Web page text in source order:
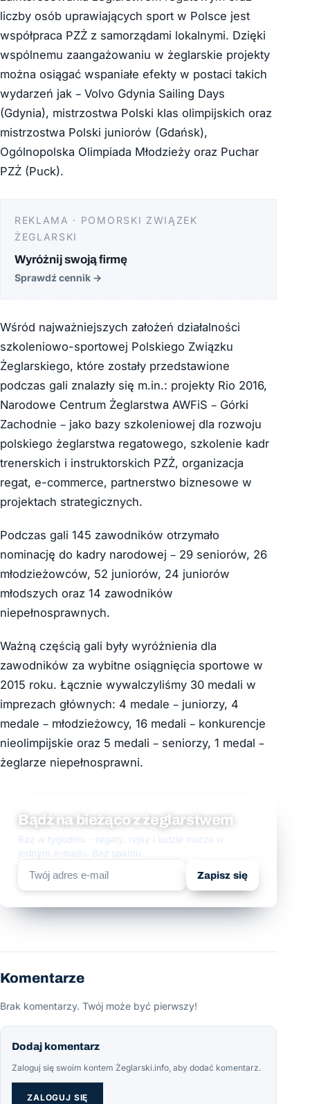
liczby osób uprawiających sport w Polsce jest
współpraca PZŻ z samorządami lokalnymi. Dzięki
wspólnemu zaangażowaniu w żeglarskie projekty
można osiągać wspaniałe efekty w postaci takich
wydarzeń jak – Volvo Gdynia Sailing Days
(Gdynia), mistrzostwa Polski klas olimpijskich oraz
mistrzostwa Polski juniorów (Gdańsk),
Ogólnopolska Olimpiada Młodzieży oraz Puchar
PZŻ (Puck).
REKLAMA · POMORSKI ZWIĄZEK
ŻEGLARSKI
Wyróżnij swoją firmę
Sprawdź cennik →
Wśród najważniejszych założeń działalności
szkoleniowo-sportowej Polskiego Związku
Żeglarskiego, które zostały przedstawione
podczas gali znalazły się m.in.: projekty Rio 2016,
Narodowe Centrum Żeglarstwa AWFiS – Górki
Zachodnie – jako bazy szkoleniowej dla rozwoju
polskiego żeglarstwa regatowego, szkolenie kadr
trenerskich i instruktorskich PZŻ, organizacja
regat, e-commerce, partnerstwo biznesowe w
projektach strategicznych.
Podczas gali 145 zawodników otrzymało
nominację do kadry narodowej – 29 seniorów, 26
młodzieżowców, 52 juniorów, 24 juniorów
młodszych oraz 14 zawodników
niepełnosprawnych.
Ważną częścią gali były wyróżnienia dla
zawodników za wybitne osiągnięcia sportowe w
2015 roku. Łącznie wywalczyliśmy 30 medali w
imprezach głównych: 4 medale – juniorzy, 4
medale – młodzieżowcy, 16 medali – konkurencje
nieolimpijskie oraz 5 medali – seniorzy, 1 medal –
żeglarze niepełnosprawni.
Bądź na bieżąco z żeglarstwem
Raz w tygodniu - regaty, rejsy i ludzie morza w
jednym e-mailu. Bez spamu.
Zapisz się
Komentarze
Brak komentarzy. Twój może być pierwszy!
Dodaj komentarz
Zaloguj się swoim kontem Żeglarski.info, aby dodać komentarz.
ZALOGUJ SIĘ